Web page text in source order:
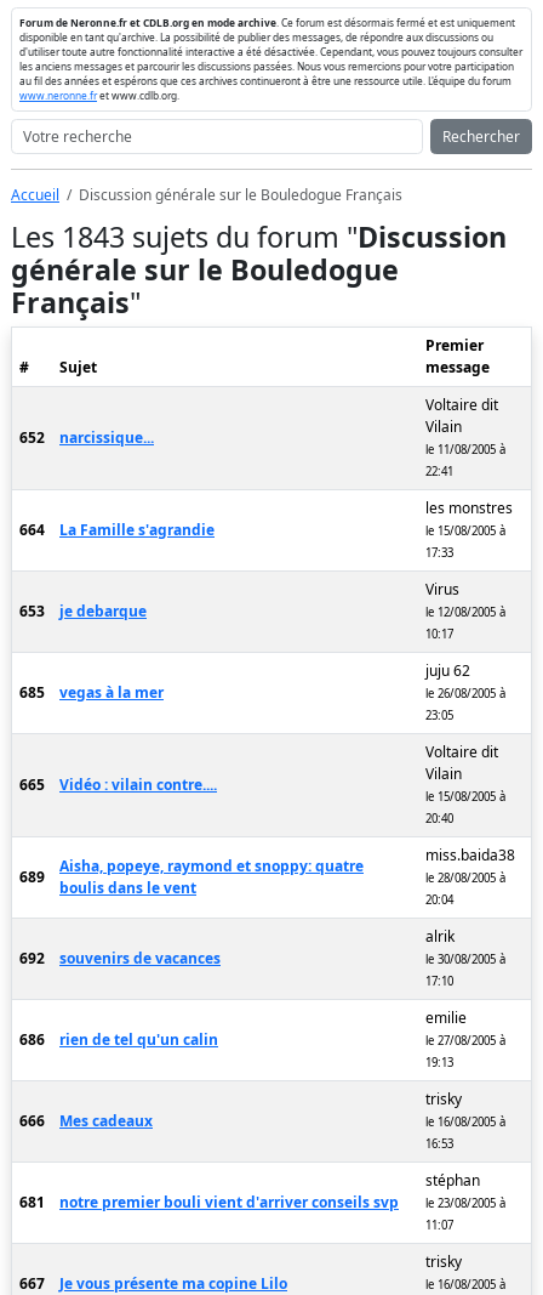
Forum de Neronne.fr et CDLB.org en mode archive . Ce forum est désormais fermé et est uniquement
disponible en tant qu'archive. La possibilité de publier des messages, de répondre aux discussions ou
d'utiliser toute autre fonctionnalité interactive a été désactivée. Cependant, vous pouvez toujours consulter
les anciens messages et parcourir les discussions passées. Nous vous remercions pour votre participation
au fil des années et espérons que ces archives continueront à être une ressource utile. L'équipe du forum
www.neronne.fret www.cdlb.org.
Rechercher
Accueil Discussion générale sur le Bouledogue Français
Les 1843 sujets du forum "Discussion
générale sur le Bouledogue
Français"
# Sujet
Premier
message
652 narcissique...
Voltaire dit
Vilain
le 11/08/2005 à
22:41
664 La Famille s'agrandie
les monstres
le 15/08/2005 à
17:33
653 je debarque
Virus
le 12/08/2005 à
10:17
685 vegas à la mer
juju 62
le 26/08/2005 à
23:05
665 Vidéo : vilain contre....
Voltaire dit
Vilain
le 15/08/2005 à
20:40
689
Aisha, popeye, raymond et snoppy: quatre
boulis dans le vent
miss.baida38
le 28/08/2005 à
20:04
692 souvenirs de vacances
alrik
le 30/08/2005 à
17:10
686 rien de tel qu'un calin
emilie
le 27/08/2005 à
19:13
666 Mes cadeaux
trisky
le 16/08/2005 à
16:53
681 notre premier bouli vient d'arriver conseils svp
stéphan
le 23/08/2005 à
11:07
667 Je vous présente ma copine Lilo
trisky
le 16/08/2005 à